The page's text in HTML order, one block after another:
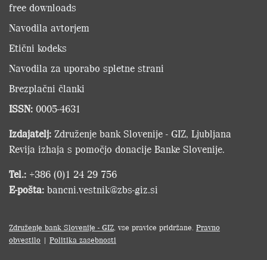
free downloads
Navodila avtorjem
Etični kodeks
Navodila za uporabo spletne strani
Brezplačni članki
ISSN: 0005-4631
Izdajatelj: Združenje bank Slovenije - GIZ, Ljubljana
Revija izhaja s pomočjo donacije Banke Slovenije.
Tel.: +386 (0)1 24 29 756
E-pošta: bancni.vestnik@zbs-giz.si
Združenje bank Slovenije - GIZ , vse pravice pridržane. Pravno
obvestilo | Politika zasebnosti